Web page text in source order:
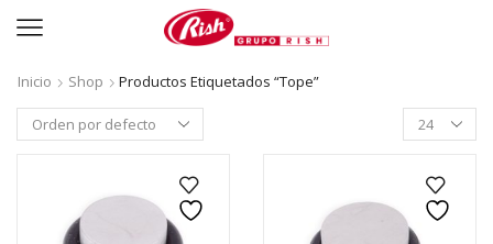
Inicio Shop
Productos Etiquetados “tope”
Productos
per